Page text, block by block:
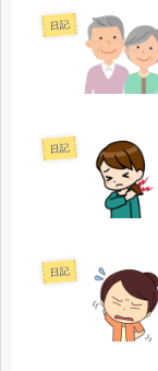
日記
日記
日記